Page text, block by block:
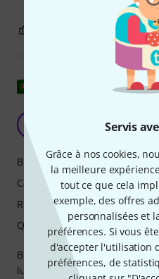
Servis
Grâce à nos cookies,
la meilleure
tout ce que cela
exemple, des offres
personnalisées et
préférences. Si vous
d'accepter l'utilisation
préférences, de
PNMli
Bien supérieur aux LED,
lumineuses et plus vives. J'en
Bruit
Caractéristiques
Rendu
Qualité de fabrication